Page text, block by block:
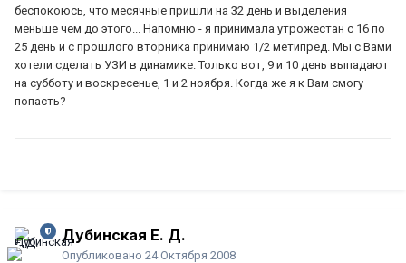
беспокоюсь, что месячные пришли на 32 день и выделения
меньше чем до этого... Напомню - я принимала утрожестан с 16 по
25 день и с прошлого вторника принимаю 1/2 метипред. Мы с Вами
хотели сделать УЗИ в динамике. Только вот, 9 и 10 день выпадают
на субботу и воскресенье, 1 и 2 ноября. Когда же я к Вам смогу
попасть?
Дубинская Е. Д.
Опубликовано 24 Октября 2008